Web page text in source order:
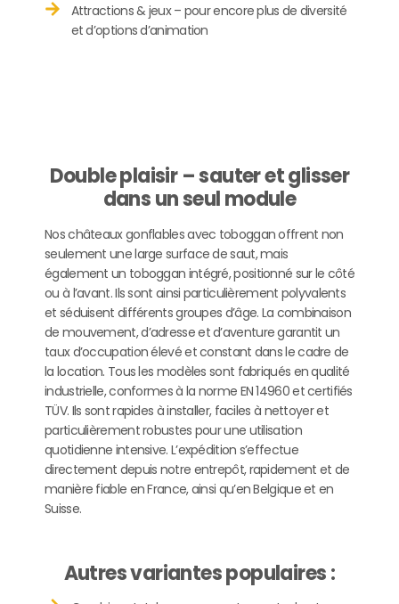
Attractions & jeux – pour encore plus de diversité
et d’options d’animation
Double plaisir – sauter et glisser
dans un seul module
Nos châteaux gonflables avec toboggan offrent non
seulement une large surface de saut, mais
également un toboggan intégré, positionné sur le côté
ou à l’avant. Ils sont ainsi particulièrement polyvalents
et séduisent différents groupes d’âge. La combinaison
de mouvement, d’adresse et d’aventure garantit un
taux d’occupation élevé et constant dans le cadre de
la location. Tous les modèles sont fabriqués en qualité
industrielle, conformes à la norme EN 14960 et certifiés
TÜV. Ils sont rapides à installer, faciles à nettoyer et
particulièrement robustes pour une utilisation
quotidienne intensive. L’expédition s’effectue
directement depuis notre entrepôt, rapidement et de
manière fiable en France, ainsi qu’en Belgique et en
Suisse.
Autres variantes populaires :